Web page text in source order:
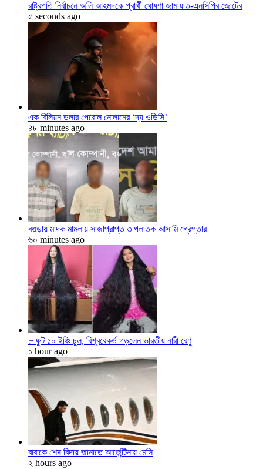
রাষ্ট্রপতি নির্বাচনে অলি আহমদকে প্রার্থী ঘোষণা জামায়াত-এনসিপির জোটের
৫ seconds ago
এক বিলিয়ন ডলার পেরোল নোলানের ‘দ্য ওডিসি’
৪৮ minutes ago
বগুড়ায় মাদক মামলায় সাজাপ্রাপ্ত ৩ পলাতক আসামি গ্রেপ্তার
৬০ minutes ago
৮ ফুট ১০ ইঞ্চি চুল, বিশ্বরেকর্ড গড়লেন ভারতীয় নারী রেণু
১ hour ago
বাবাকে শেষ বিদায় জানাতে আর্জেন্টিনায় মেসি
২ hours ago